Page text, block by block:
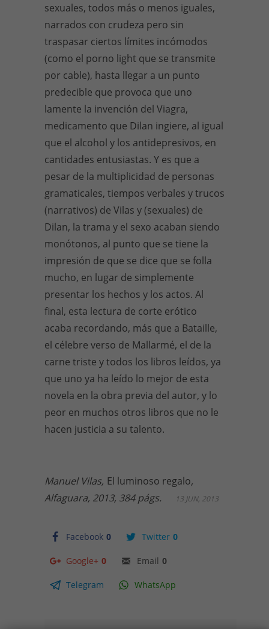
sexuales, todos más o menos iguales,
narrados con crudeza pero sin
traspasar ciertos límites incómodos
(como el porno light que se transmite
por cable), hasta llegar a un punto
predecible que provoca que uno
lamente la invención del Viagra,
medicamento que Dilan ingiere, al igual
que el alcohol y los antidepresivos, en
cantidades entusiastas. Y es que a
pesar de la multiplicidad de personas
gramaticales, tiempos verbales y trucos
(narrativos) de Vilas y (sexuales) de
Dilan, la trama y el sexo acaban siendo
monótonos, al punto que se tiene la
impresión de que se dice que se folla
mucho, en lugar de simplemente
presentar los hechos y los actos. Al
final, esta lectura de corte erótico
acaba recordando, más que a Bataille,
el célebre verso de Mallarmé, el de la
carne triste y todos los libros leídos, ya
que uno ya ha leído lo mejor de esta
novela en la obra previa del autor, y lo
peor en muchos otros libros que no le
hacen justicia a su talento.
Manuel Vilas, El luminoso regalo,
Alfaguara, 2013, 384 págs.
Facebook 0 Twitter 0
Google+ 0 Email 0
Telegram WhatsApp
13 JUN, 2013